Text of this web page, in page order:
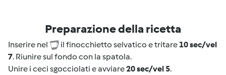
Preparazione della ricetta
Inserire nel il finocchietto selvatico e tritare 10 sec/vel
7. Riunire sul fondo con la spatola.
Unire i ceci sgocciolati e avviare20 sec/vel 5.